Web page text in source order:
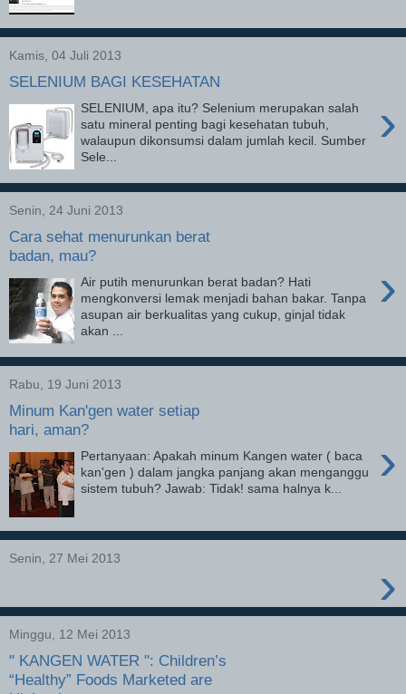
Kamis, 04 Juli 2013
SELENIUM BAGI KESEHATAN
›
SELENIUM, apa itu? Selenium merupakan salah
satu mineral penting bagi kesehatan tubuh,
walaupun dikonsumsi dalam jumlah kecil. Sumber
Sele...
Senin, 24 Juni 2013
Cara sehat menurunkan berat
badan, mau?
›
Air putih menurunkan berat badan? Hati
mengkonversi lemak menjadi bahan bakar. Tanpa
asupan air berkualitas yang cukup, ginjal tidak
akan ...
Rabu, 19 Juni 2013
Minum Kan'gen water setiap
hari, aman?
›
Pertanyaan: Apakah minum Kangen water ( baca
kan'gen ) dalam jangka panjang akan menganggu
sistem tubuh? Jawab: Tidak! sama halnya k...
Senin, 27 Mei 2013 ›
Minggu, 12 Mei 2013
" KANGEN WATER ": Children’s
“Healthy” Foods Marketed are